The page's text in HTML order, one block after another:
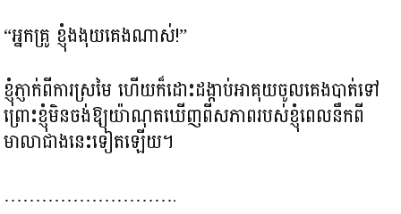
“អ្នកគ្រូ ខ្ញុំងងុយគេងណាស់!”
ខ្ញុំភ្ញាក់ពីការស្រមៃ ហើយក៏ដោះដង្កាប់អាគុយចូលគេងបាត់ទៅ
ព្រោះខ្ញុំមិនចង់ឱ្យយ៉ាណុតឃើញពីសភាពរបស់ខ្ញុំពេលនឹកពី
មាលាជាងនេះទៀតឡើយ។
……………………….